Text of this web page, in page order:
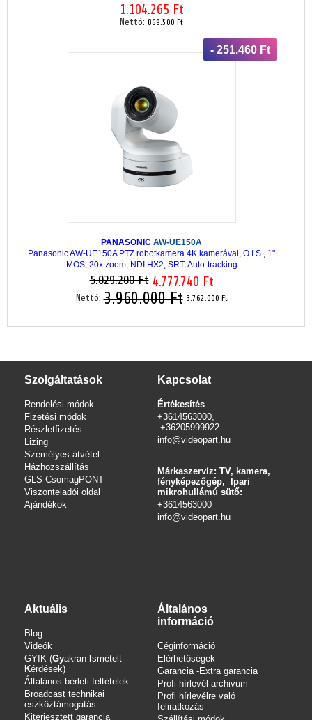
1.104.265 Ft
Nettó: 869.500 Ft
- 251.460 Ft
PANASONIC AW-UE150A
Panasonic AW-UE150A PTZ robotkamera 4K kamerával, O.I.S., 1"
MOS, 20x zoom, NDI HX2, SRT, Auto-tracking
5.029.200 Ft 4.777.740 Ft
Nettó:3.960.000 Ft 3.762.000 Ft
Szolgáltatások
Rendelési módok
Fizetési módok
Részletfizetés
Lizing
Személyes átvétel
Házhozszállítás
GLS CsomagPONT
Viszonteladói oldal
Ajándékok
Kapcsolat
Értékesítés
+3614563000,
+36205999922
info@videopart.hu
Márkaszervíz: TV, kamera,
fényképezőgép, Ipari
mikrohullámú sütő:
+3614563000
info@videopart.hu
Aktuális
Blog
Videók
GYIK (Gyakran Ismételt
Kérdések)
Általános bérleti feltételek
Broadcast technikai
eszköztámogatás
Kiterjesztett garancia
Általános
információ
Céginformáció
Elérhetőségek
Garancia -Extra garancia
Profi hírlevél archivum
Profi hírlevélre való
feliratkozás